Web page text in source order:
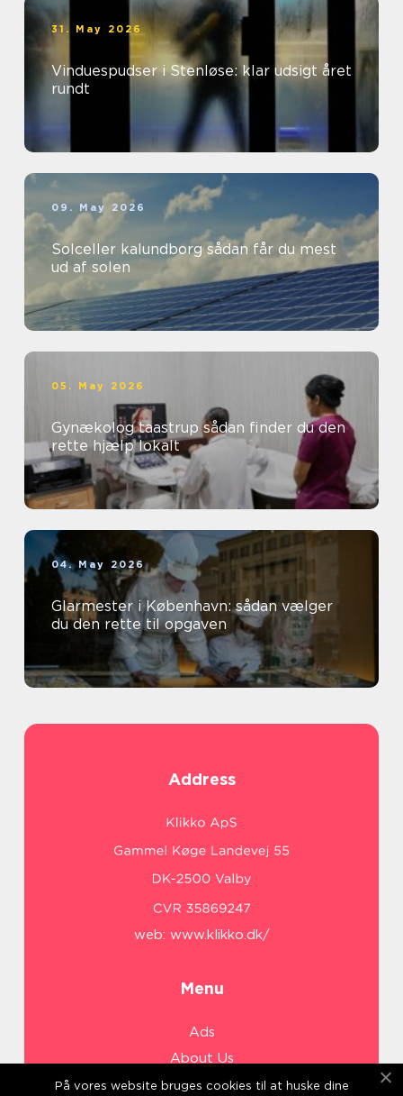
31. May 2026
Vinduespudser i Stenløse: klar udsigt året
rundt
09. May 2026
Solceller kalundborg sådan får du mest
ud af solen
05. May 2026
Gynækolog taastrup sådan finder du den
rette hjælp lokalt
04. May 2026
Glarmester i København: sådan vælger
du den rette til opgaven
Address
web: www.klikko.dk/
Menu
Ads
About Us
Cookies
På vores website bruges cookies til at huske dine